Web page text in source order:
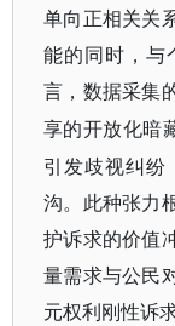
单向正相关关
能的同时，与
言，数据采集
享的开放化暗
引发歧视纠纷
沟。此种张力
护诉求的价值
量需求与公民
元权利刚性诉